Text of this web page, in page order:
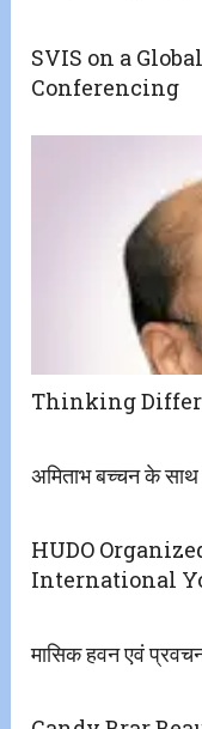
SVIS on a
Conferencing
Thinking
अमिताभ बच्चन के
HUDO
International
मासिक हवन एवं